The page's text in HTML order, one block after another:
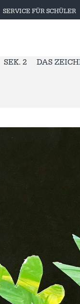
SERVICE FÜR SCHÜLER
SEK. 2 DAS